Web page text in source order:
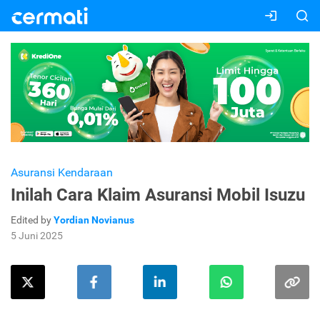
Asuransi Kendaraan
Inilah Cara Klaim Asuransi Mobil Isuzu
Edited byYordian Novianus
5 Juni 2025